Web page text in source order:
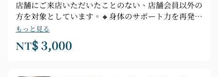
店舗にご来店いただいたことのない、店舗会員以外の
方を対象としています。🔸身体のサポート力を再発見
🔸【コース内容】カウンセリング ► シャワー ► 腹部
シェイプアップテクニック（30分） ► 腹部マスクシ
ェイプアップ（10分）
もっと見る
NT$ 3,000